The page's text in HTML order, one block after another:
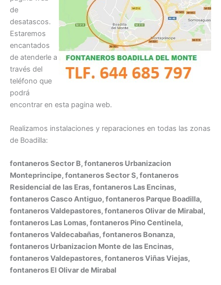
de
desatascos.
Estaremos
encantados
de atenderle a
través del
teléfono que
podrá
encontrar en esta pagina web.
Realizamos instalaciones y reparaciones en todas las zonas
de Boadilla:
fontaneros Sector B, fontaneros Urbanizacion
Monteprincipe, fontaneros Sector S, fontaneros
Residencial de las Eras, fontaneros Las Encinas,
fontaneros Casco Antiguo, fontaneros Parque Boadilla,
fontaneros Valdepastores, fontaneros Olivar de Mirabal,
fontaneros Las Lomas, fontaneros Pino Centinela,
fontaneros Valdecabañas, fontaneros Bonanza,
fontaneros Urbanizacion Monte de las Encinas,
fontaneros Valdepastores, fontaneros Viñas Viejas,
fontaneros El Olivar de Mirabal